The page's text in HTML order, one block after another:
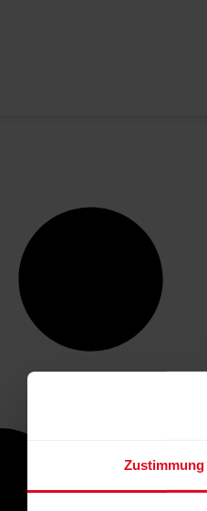
Zustimmung